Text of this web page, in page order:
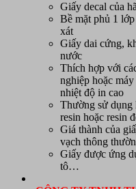
Giấy decal của
Bề mặt phủ 1
xát
Giấy dai cứng,
nước
Thích hợp với
nghiệp hoặc máy
nhiệt độ in cao
Thường sử dụng
resin hoặc resin
Giá thành của
vạch thông
Giấy được ứng
tô…